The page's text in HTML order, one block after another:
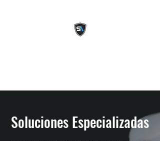
Soluciones Especializadas